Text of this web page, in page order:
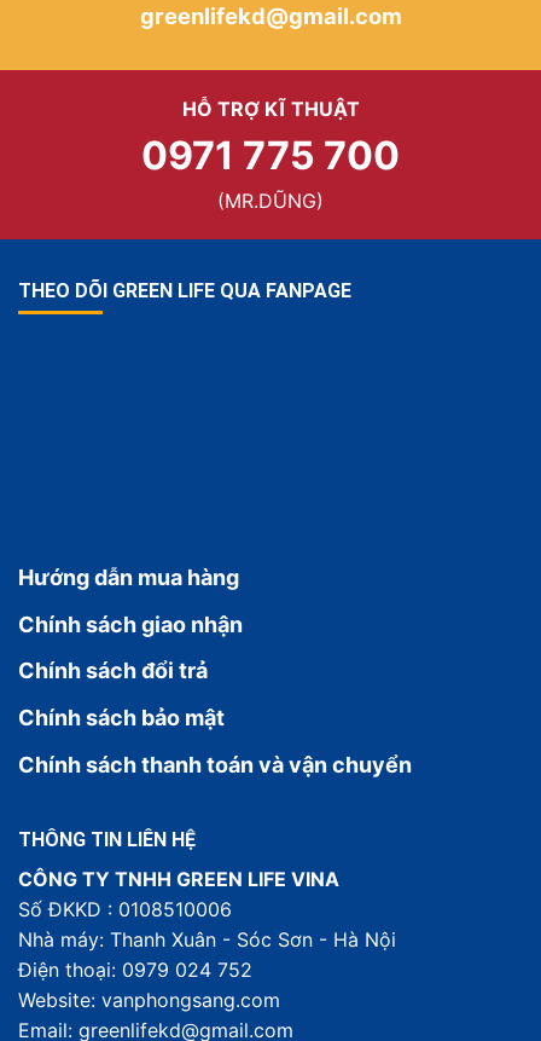
greenlifekd@gmail.com
HỖ TRỢ KĨ THUẬT
0971 775 700
(MR.DŨNG)
THEO DÕI GREEN LIFE QUA FANPAGE
Hướng dẫn mua hàng
Chính sách giao nhận
Chính sách đổi trả
Chính sách bảo mật
Chính sách thanh toán và vận chuyển
THÔNG TIN LIÊN HỆ
CÔNG TY TNHH GREEN LIFE VINA
Số ĐKKD : 0108510006
Nhà máy: Thanh Xuân - Sóc Sơn - Hà Nội
Điện thoại: 0979 024 752
Website: vanphongsang.com
Email: greenlifekd@gmail.com